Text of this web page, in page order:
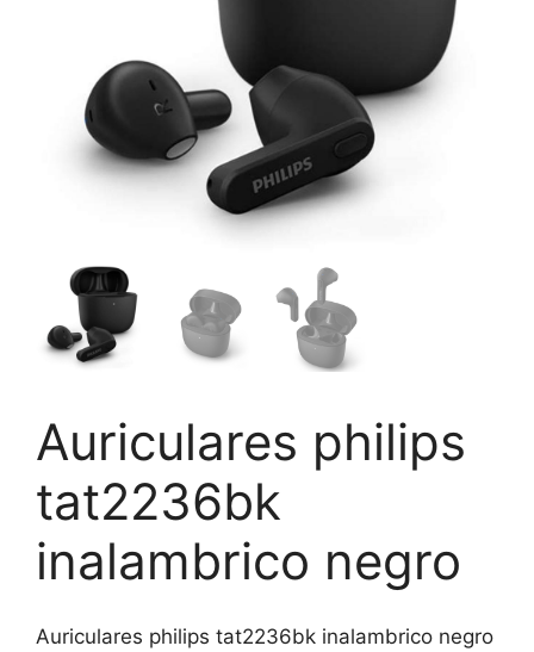
Auriculares philips
tat2236bk
inalambrico negro
Auriculares philips tat2236bk inalambrico negro